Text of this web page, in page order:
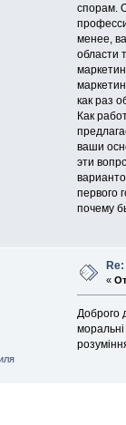
спорам.
менее,
области
как раз
Как
ваши
эти
первого
почему
«
Доброго